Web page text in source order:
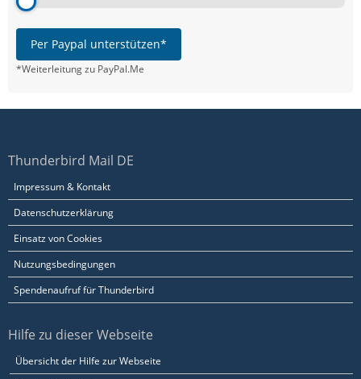
Per Paypal unterstützen*
*Weiterleitung zu PayPal.Me
Thunderbird Mail DE
Impressum & Kontakt
Datenschutzerklärung
Einsatz von Cookies
Nutzungsbedingungen
Spendenaufruf für Thunderbird
Hilfe zu dieser Webseite
Übersicht der Hilfe zur Webseite